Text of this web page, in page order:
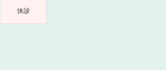
休診